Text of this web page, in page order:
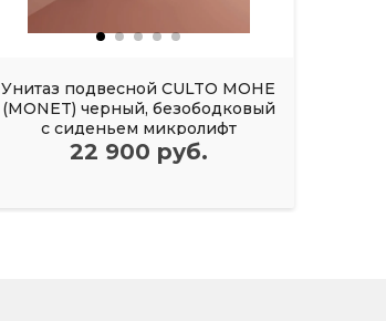
Унитаз подвесной CULTO МОНЕ
(MONET) черный, безободковый
с сиденьем микролифт
22 900 руб.